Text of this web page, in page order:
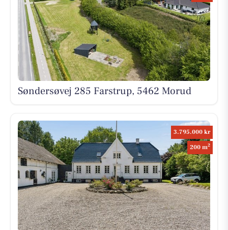
Søndersøvej 285 Farstrup, 5462 Morud
3.795.000 kr
200 m2